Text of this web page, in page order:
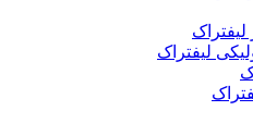
لیفتراک